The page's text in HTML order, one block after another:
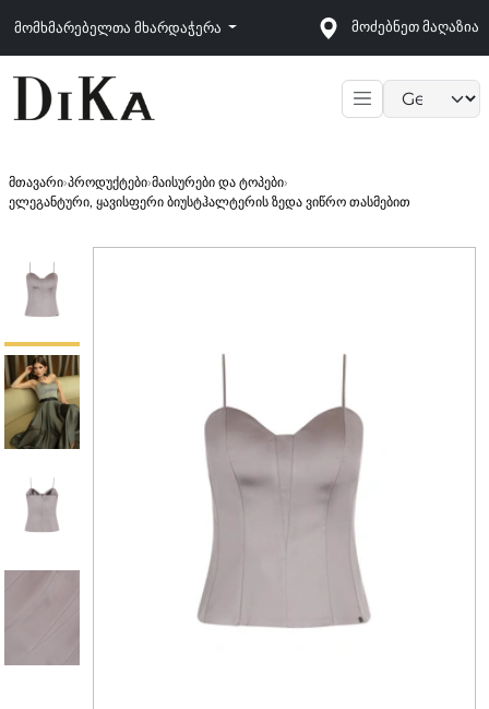
მომხმარებელთა მხარდაჭერა მოძებნეთ მაღაზია
მთავარი›პროდუქტები›მაისურები და ტოპები›
ელეგანტური, ყავისფერი ბიუსტჰალტერის ზედა ვიწრო თასმებით